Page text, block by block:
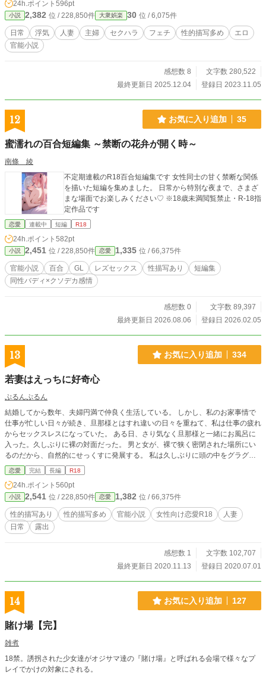
24h.ポイント 596pt
小説 2,382 位 / 228,850件 大衆娯楽 30 位 / 6,075件
日常 浮気 人妻 主婦 セクハラ フェチ 性的描写多め
エロ
官能小説
感想数 8
文字数 280,522
最終更新日 2025.12.04
登録日 2023.11.05
12 お気に入り追加 35
蜜濡れの百合短編集 ～禁断の花弁が開く時～
南條 綾
不定期連載のR18百合短編集です 女性同士の甘く禁断な関係
を描いた短編を集めました。 日常から特別な夜まで、さまざ
まな場面でお楽しみください♡ ※18歳未満閲覧禁止・R-18指
定作品です
恋愛 連載中 短編 R18
24h.ポイント 582pt
小説 2,451 位 / 228,850件 恋愛 1,335 位 / 66,375件
官能小説 百合 GL レズセックス 性描写あり
短編集
同性バディ×クソデカ感情
感想数 0
文字数 89,397
最終更新日 2026.08.06
登録日 2026.02.05
13 お気に入り追加 334
若妻はえっちに好奇心
ぷるんぷるん
結婚してから数年、夫婦円満で仲良く生活している。 しかし、私のお家事情で
仕事が忙しい日々が続き、旦那様とはすれ違いの日々を重ねて、私は仕事の疲れ
からセックスレスになっていた。 ある日、さり気なく旦那様と一緒にお風呂に
入った。久しぶりに裸の対面だった。 男と女が、裸で狭く密閉された場所にい
るのだから、自然的にせっくすに発展する。 私は久しぶりに頭の中をグラグラ
する刺激の快感を覚え、えっちの素晴らしさに目覚め、セックスレスから脱却す
る。 その日のＨをきっかけに、私はえっちに好奇心が湧き、次第に普通のえっ
ちから人に言えないえっちに覚醒していく。
恋愛 完結 長編 R18
24h.ポイント 560pt
小説 2,541 位 / 228,850件 恋愛 1,382 位 / 66,375件
性的描写あり 性的描写多め 官能小説 女性向け恋愛R18
人妻
日常
露出
感想数 1
文字数 102,707
最終更新日 2020.11.13
登録日 2020.07.01
14 お気に入り追加 127
賭け場【完】
雑煮
18禁。誘拐された少女達がオジサマ達の『賭け場』と呼ばれる会場で様々なプ
レイでかけの対象にされる。